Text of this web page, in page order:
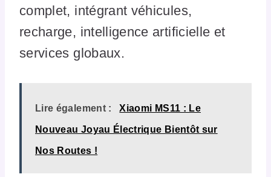
complet, intégrant véhicules,
recharge, intelligence artificielle et
services globaux.
Lire également : Xiaomi MS11 : Le
Nouveau Joyau Électrique Bientôt sur
Nos Routes !